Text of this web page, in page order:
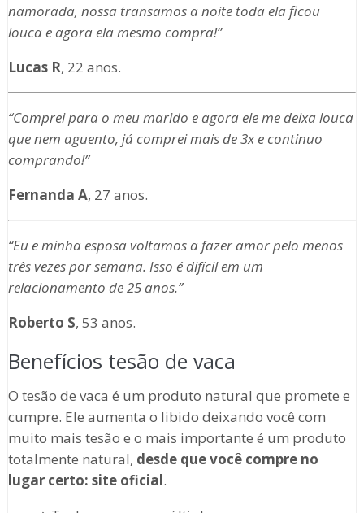
namorada, nossa transamos a noite toda ela ficou
louca e agora ela mesmo compra!”
Lucas R, 22 anos.
“Comprei para o meu marido e agora ele me deixa louca
que nem aguento, já comprei mais de 3x e continuo
comprando!”
Fernanda A, 27 anos.
“Eu e minha esposa voltamos a fazer amor pelo menos
três vezes por semana. Isso é difícil em um
relacionamento de 25 anos.”
Roberto S, 53 anos.
Benefícios tesão de vaca
O tesão de vaca é um produto natural que promete e
cumpre. Ele aumenta o libido deixando você com
muito mais tesão e o mais importante é um produto
totalmente natural, desde que você compre no
lugar certo: site oficial.